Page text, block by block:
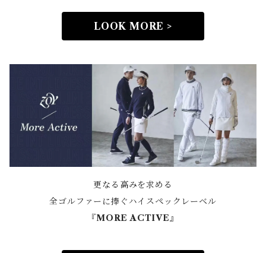
LOOK MORE >
更なる高みを求める
全ゴルファーに捧ぐハイスペックレーベル
『MORE ACTIVE』